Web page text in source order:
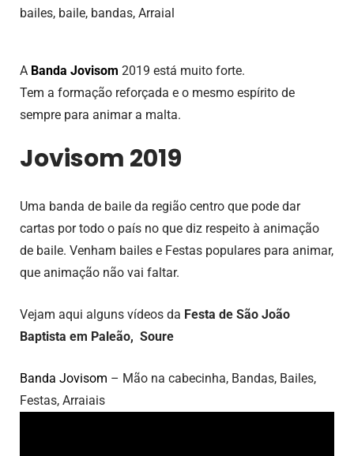
bailes, baile, bandas, Arraial
A Banda Jovisom 2019 está muito forte.
Tem a formação reforçada e o mesmo espírito de
sempre para animar a malta.
Jovisom 2019
Uma banda de baile da região centro que pode dar
cartas por todo o país no que diz respeito à animação
de baile. Venham bailes e Festas populares para animar,
que animação não vai faltar.
Vejam aqui alguns vídeos da Festa de São João
Baptista em Paleão, Soure
Banda Jovisom – Mão na cabecinha, Bandas, Bailes,
Festas, Arraiais